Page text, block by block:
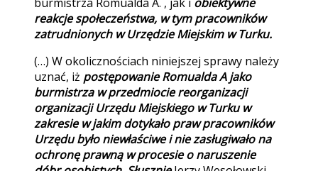
burmistrza Romualda A. , jak i obiektywne
reakcje społeczeństwa, w tym pracowników
zatrudnionych w Urzędzie Miejskim w Turku.
(…) W okolicznościach niniejszej sprawy należy
uznać, iż postępowanie Romualda A jako
burmistrza w przedmiocie reorganizacji
organizacji Urzędu Miejskiego w Turku w
zakresie w jakim dotykało praw pracowników
Urzędu było niewłaściwe i nie zasługiwało na
ochronę prawną w procesie o naruszenie